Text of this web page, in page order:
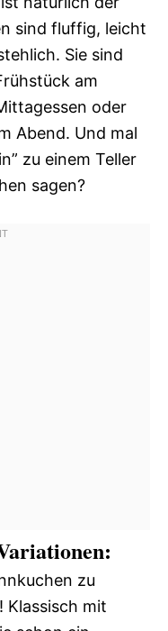
sind fluffig, leicht
Sie sind
am
oder
Abend. Und mal
zu einem Teller
sagen?
zu
Klassisch mit